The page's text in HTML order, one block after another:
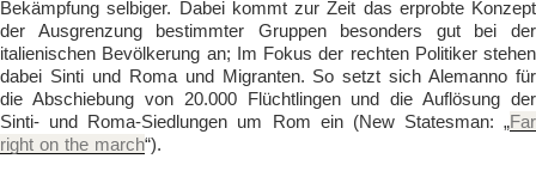
Bekämpfung selbiger. Dabei kommt zur Zeit das erprobte Konzept
der Ausgrenzung bestimmter Gruppen besonders gut bei der
italienischen Bevölkerung an; Im Fokus der rechten Politiker stehen
dabei Sinti und Roma und Migranten. So setzt sich Alemanno für
die Abschiebung von 20.000 Flüchtlingen und die Auflösung der
Sinti- und Roma-Siedlungen um Rom ein (New Statesman: „Far
right on the march“).